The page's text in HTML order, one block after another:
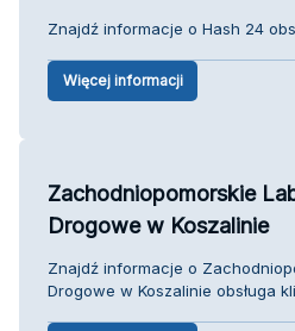
Znajdź informacje o Hash 24
Więcej informacji
Zachodniopomorskie
Drogowe w Koszalinie
Znajdź informacje o
Drogowe w Koszalinie obsługa